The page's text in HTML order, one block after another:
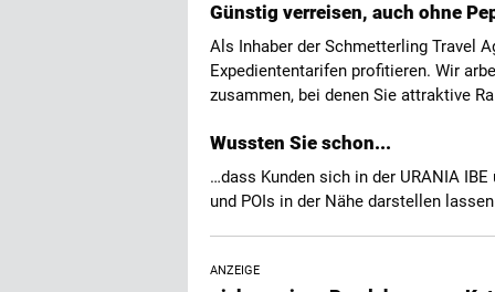
Günstig verreisen, auch ohne
Als Inhaber der Schmetterling Travel
Expediententarifen profitieren. Wir
zusammen, bei denen Sie attraktive
Wussten Sie schon...
…dass Kunden sich in der URANIA
und POIs in der Nähe darstellen
ANZEIGE